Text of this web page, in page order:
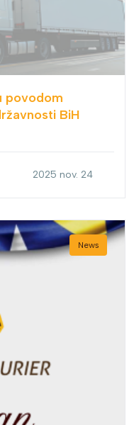
povodom
BiH
2025 nov. 24
News